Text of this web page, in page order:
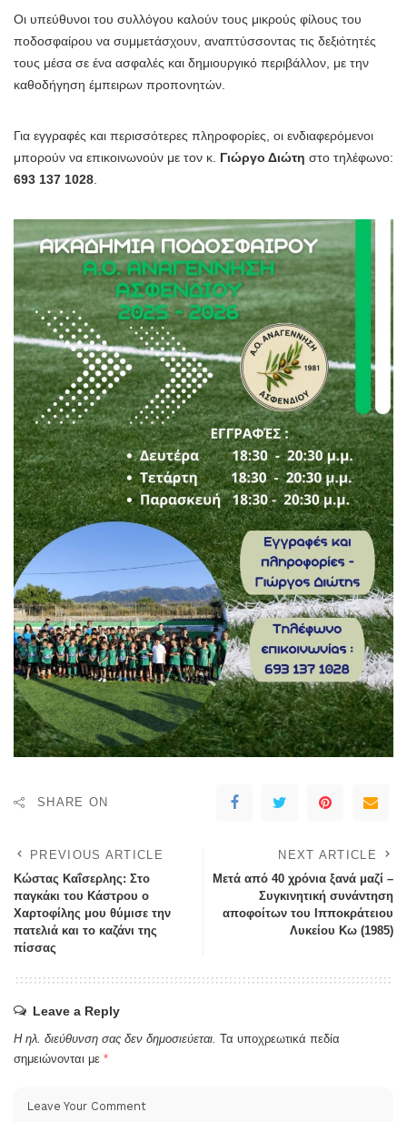
Οι υπεύθυνοι του συλλόγου καλούν τους μικρούς φίλους του
ποδοσφαίρου να συμμετάσχουν, αναπτύσσοντας τις δεξιότητές
τους μέσα σε ένα ασφαλές και δημιουργικό περιβάλλον, με την
καθοδήγηση έμπειρων προπονητών.
Για εγγραφές και περισσότερες πληροφορίες, οι ενδιαφερόμενοι
μπορούν να επικοινωνούν με τον κ. Γιώργο Διώτη στο τηλέφωνο:
693 137 1028
SHARE ON
PREVIOUS ARTICLE
Κώστας Καΐσερλης: Στο
παγκάκι του Κάστρου ο
Χαρτοφίλης μου θύμισε την
πατελιά και το καζάνι της
πίσσας
NEXT ARTICLE
Μετά από 40 χρόνια ξανά μαζί –
Συγκινητική συνάντηση
αποφοίτων του Ιπποκράτειου
Λυκείου Κω (1985)
Leave a Reply
Η ηλ. διεύθυνση σας δεν δημοσιεύεται. Τα υποχρεωτικά πεδία
σημειώνονται με *